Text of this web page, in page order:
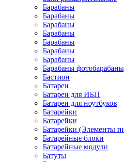
Барабаны
Барабаны
Барабаны
Барабаны
Барабаны
Барабаны
Барабаны
Барабаны
Бастион
Батареи
Батареи для ИБП
Батареи для ноутбуков
Батарейки
Батарейки
Батарейки (Элементы
Батарейные блоки
Батарейные модули
Батуты